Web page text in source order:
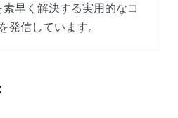
早く解決する実用的なコ
発信しています。
: